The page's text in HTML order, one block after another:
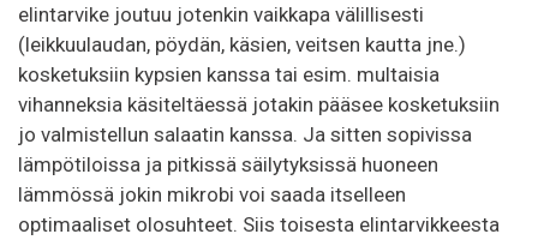
elintarvike joutuu jotenkin vaikkapa välillisesti
(leikkuulaudan, pöydän, käsien, veitsen kautta jne.)
kosketuksiin kypsien kanssa tai esim. multaisia
vihanneksia käsiteltäessä jotakin pääsee kosketuksiin
jo valmistellun salaatin kanssa. Ja sitten sopivissa
lämpötiloissa ja pitkissä säilytyksissä huoneen
lämmössä jokin mikrobi voi saada itselleen
optimaaliset olosuhteet. Siis toisesta elintarvikkeesta